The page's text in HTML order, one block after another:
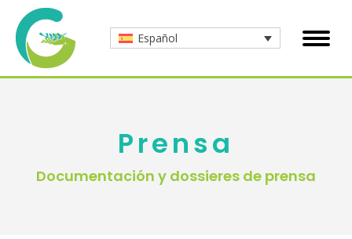
Español
Prensa
Documentación y dossieres de prensa